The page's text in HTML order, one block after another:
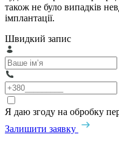
також не було випадків
імплантації.
Швидкий запис
Я даю згоду на обробку
Залишити заявку